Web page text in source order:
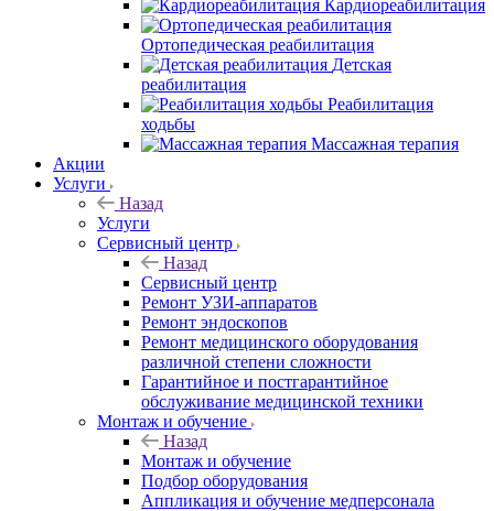
Кардиореабилитация
Ортопедическая реабилитация
Детская
реабилитация
Реабилитация
ходьбы
Массажная терапия
Акции
Услуги
Назад
Услуги
Сервисный центр
Назад
Сервисный центр
Ремонт УЗИ-аппаратов
Ремонт эндоскопов
Ремонт медицинского оборудования
различной степени сложности
Гарантийное и постгарантийное
обслуживание медицинской техники
Монтаж и обучение
Назад
Монтаж и обучение
Подбор оборудования
Аппликация и обучение медперсонала